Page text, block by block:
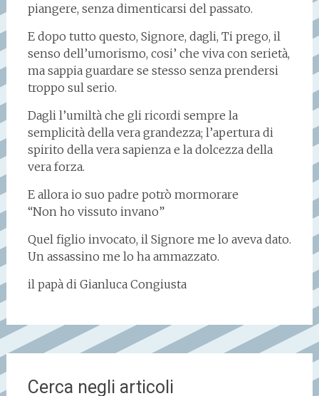
piangere, senza dimenticarsi del passato.
E dopo tutto questo, Signore, dagli, Ti prego, il
senso dell’umorismo, cosi’ che viva con serietà,
ma sappia guardare se stesso senza prendersi
troppo sul serio.
Dagli l’umiltà che gli ricordi sempre la
semplicità della vera grandezza; l’apertura di
spirito della vera sapienza e la dolcezza della
vera forza.
E allora io suo padre potrò mormorare
“Non ho vissuto invano”
Quel figlio invocato, il Signore me lo aveva dato.
Un assassino me lo ha ammazzato.
il papà di Gianluca Congiusta
Cerca negli articoli